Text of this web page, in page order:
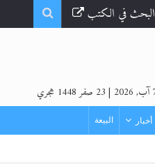
البحث في الكتب
| 23 صفر 1448 هجري
أخبار البيعة